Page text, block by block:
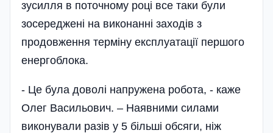
зусилля в поточному році все таки були
зосереджені на виконанні заходів з
продовження терміну експлуатації першого
енергоблока.
- Це була доволі напружена робота, - каже
Олег Васильович. – Наявними силами
виконували разів у 5 більші обсяги, ніж